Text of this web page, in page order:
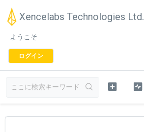
Xencelabs Technologies Ltd.
ようこそ
ログイン